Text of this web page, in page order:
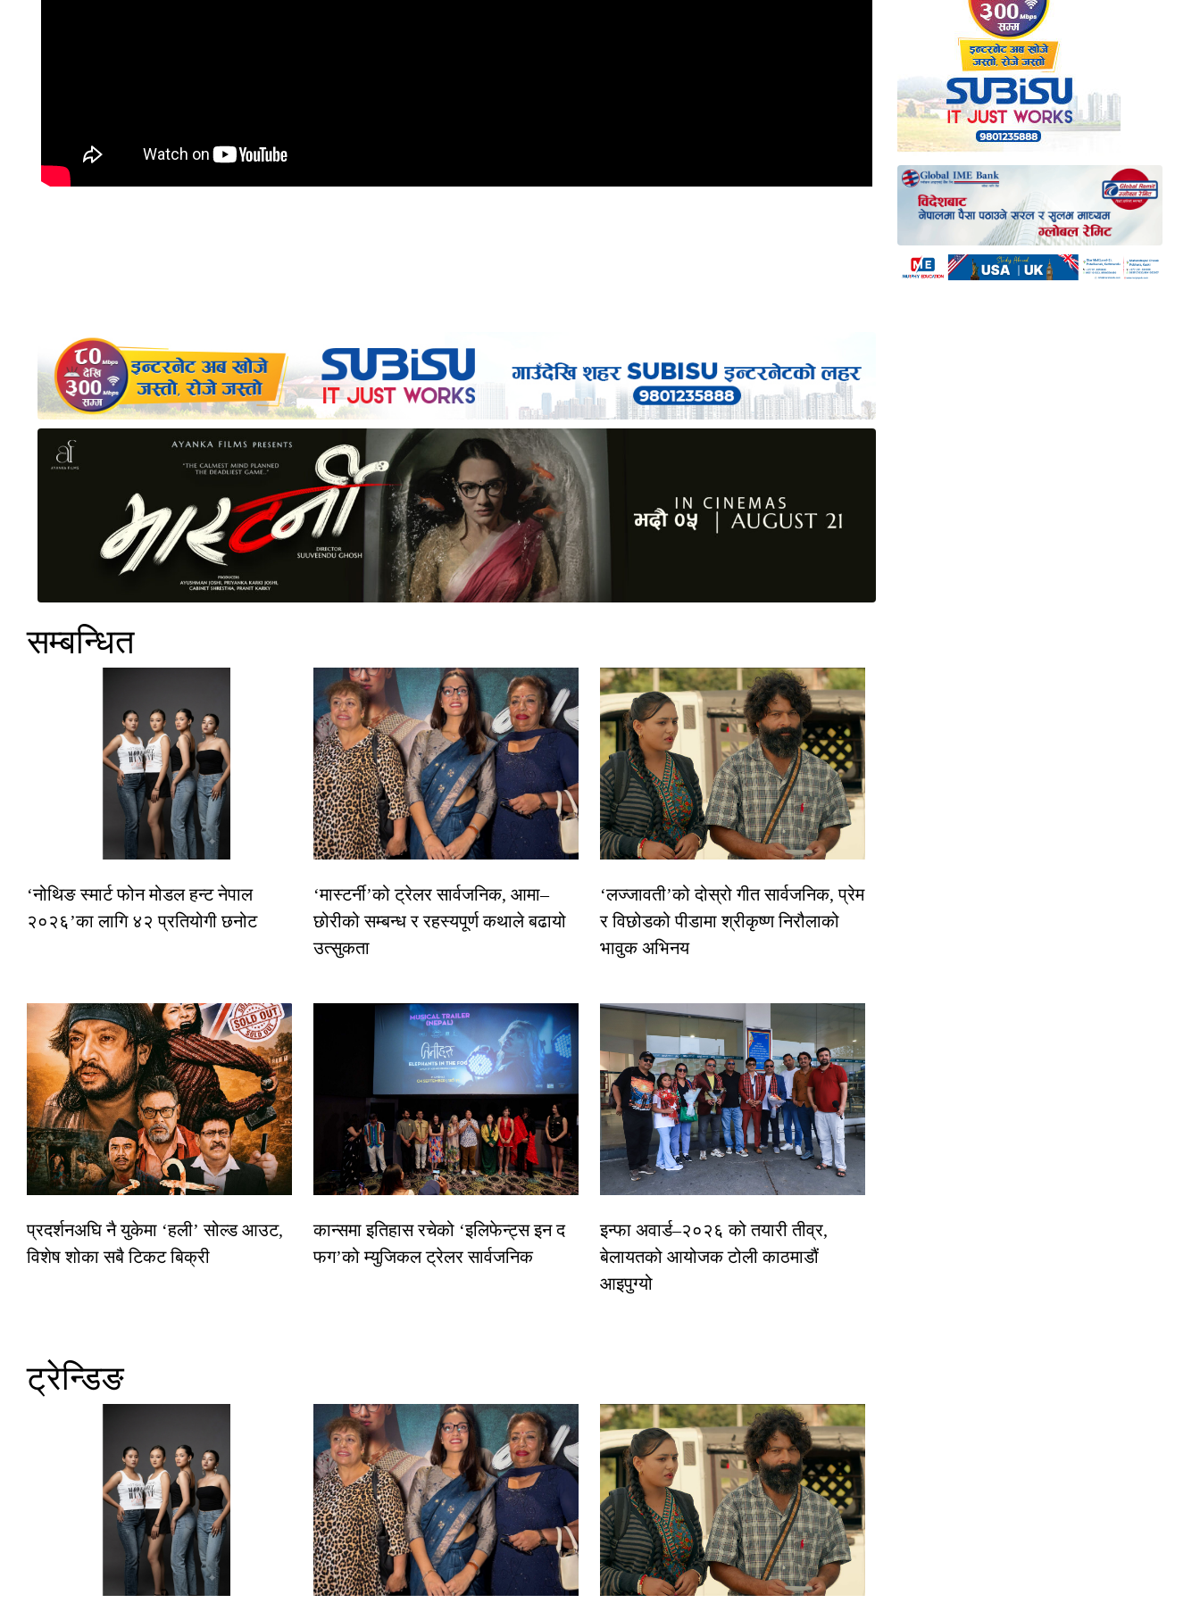
सम्बन्धित
‘नोथिङ स्मार्ट फोन मोडल हन्ट नेपाल
२०२६’का लागि ४२ प्रतियोगी छनोट
‘मास्टर्नी’को ट्रेलर सार्वजनिक, आमा–
छोरीको सम्बन्ध र रहस्यपूर्ण कथाले बढायो
उत्सुकता
‘लज्जावती’को दोस्रो गीत सार्वजनिक, प्रेम
र विछोडको पीडामा श्रीकृष्ण निरौलाको
भावुक अभिनय
प्रदर्शनअघि नै युकेमा ‘हली’ सोल्ड आउट,
विशेष शोका सबै टिकट बिक्री
कान्समा इतिहास रचेको ‘इलिफेन्ट्स इन द
फग’को म्युजिकल ट्रेलर सार्वजनिक
इन्फा अवार्ड–२०२६ को तयारी तीव्र,
बेलायतको आयोजक टोली काठमाडौं
आइपुग्यो
ट्रेन्डिङ